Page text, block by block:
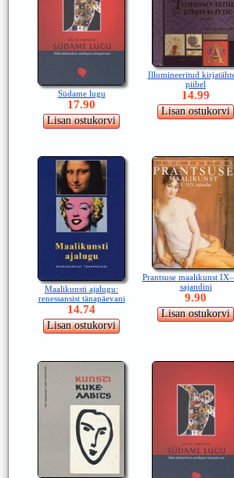
Südame lugu
17.90
Illumineeritud
piibel
14.99
Maalikunsti ajalugu:
renessansist tänapäevani
14.74
Prantsuse maalikunst
sajandini
9.90